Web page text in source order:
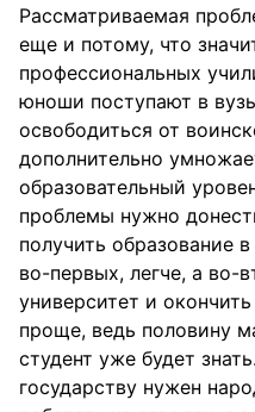
Рассматриваемая
еще и потому, что
профессиональных
юноши поступают в
освободиться от
дополнительно
образовательный
проблемы нужно
получить образование
во-первых, легче, а во-
университет и
проще, ведь половину
студент уже будет
государству нужен